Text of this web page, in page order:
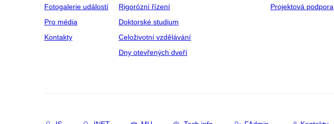
Fotogalerie událostí
Pro média
Kontakty
Rigorózní řízení
Doktorské studium
Celoživotní vzdělávání
Dny otevřených dveří
Projektová podpora